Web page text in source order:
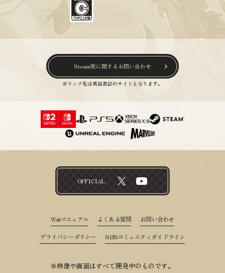
Steam版に関するお問い合わせ
※リンク先は英語表記のサイトとなります。
OFFICIAL
Webマニュアル よくある質問 お問い合わせ
プライバシーポリシー SNSコミュニティガイドライン
※映像や画面はすべて開発中のものです。